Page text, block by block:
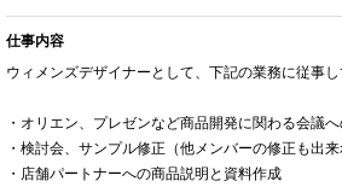
仕事内容
ウィメンズデザイナーとして、下記の業務に従事し
・オリエン、プレゼンなど商品開発に関わる会議
・検討会、サンプル修正（他メンバーの修正も出来
・店舗パートナーへの商品説明と資料作成